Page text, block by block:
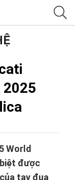
2025
World
biệt được
tay đua